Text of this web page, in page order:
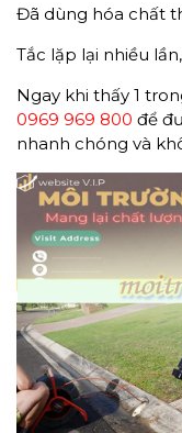
Đã dùng hóa chất
Tắc lặp lại nhiều
Ngay khi thấy 1
0969 969 800 để
nhanh chóng và